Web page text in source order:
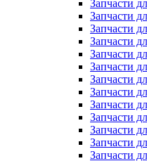
Запчасти
Запчасти
Запчасти
Запчасти
Запчасти
Запчасти
Запчасти
Запчасти
Запчасти
Запчасти
Запчасти
Запчасти
Запчасти